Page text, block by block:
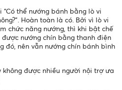
thể nướng bánh bằng lò vi
Hoàn toàn là có. Bởi vì lò vi
chức năng nướng, thì khi bật chế
nướng chín bằng thanh điện
đó, nên vẫn nướng chín bánh bình
không được nhiều người nội trợ ưa